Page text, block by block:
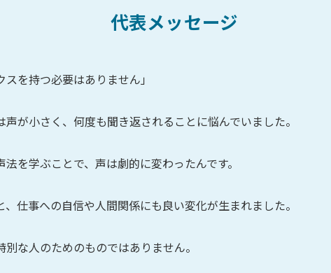
代表メッセージ
スを持つ必要はありません」
が小さく、何度も聞き返されることに悩んでいました。
を学ぶことで、声は劇的に変わったんです。
、仕事への自信や人間関係にも良い変化が生まれました。
な人のためのものではありません。